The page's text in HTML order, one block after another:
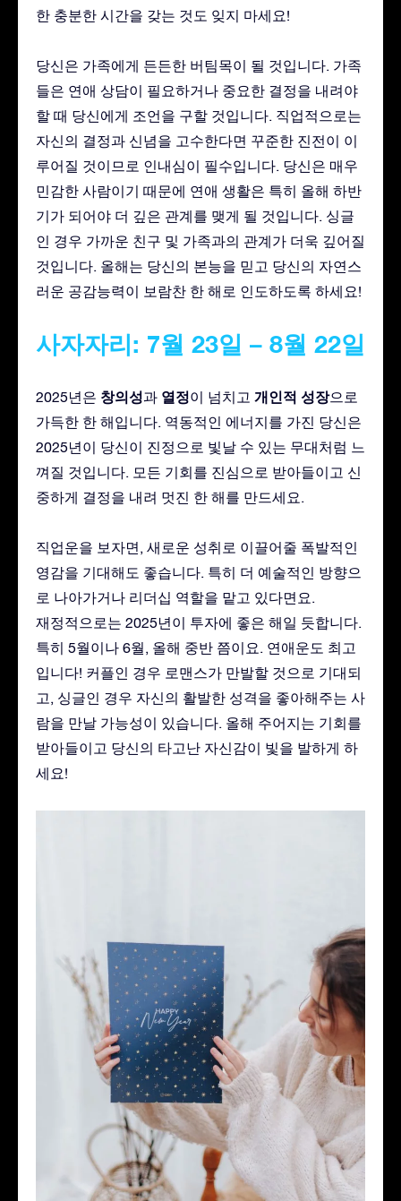
한 충분한 시간을 갖는 것도 잊지 마세요!
당신은 가족에게 든든한 버팀목이 될 것입니다. 가족
들은 연애 상담이 필요하거나 중요한 결정을 내려야
할 때 당신에게 조언을 구할 것입니다. 직업적으로는
자신의 결정과 신념을 고수한다면 꾸준한 진전이 이
루어질 것이므로 인내심이 필수입니다. 당신은 매우
민감한 사람이기 때문에 연애 생활은 특히 올해 하반
기가 되어야 더 깊은 관계를 맺게 될 것입니다. 싱글
인 경우 가까운 친구 및 가족과의 관계가 더욱 깊어질
것입니다. 올해는 당신의 본능을 믿고 당신의 자연스
러운 공감능력이 보람찬 한 해로 인도하도록 하세요!
사자자리: 7월 23일 – 8월 22일
2025년은 창의성과 열정이 넘치고 개인적 성장으로
가득한 한 해입니다. 역동적인 에너지를 가진 당신은
2025년이 당신이 진정으로 빛날 수 있는 무대처럼 느
껴질 것입니다. 모든 기회를 진심으로 받아들이고 신
중하게 결정을 내려 멋진 한 해를 만드세요.
직업운을 보자면, 새로운 성취로 이끌어줄 폭발적인
영감을 기대해도 좋습니다. 특히 더 예술적인 방향으
로 나아가거나 리더십 역할을 맡고 있다면요.
재정적으로는 2025년이 투자에 좋은 해일 듯합니다.
특히 5월이나 6월, 올해 중반 쯤이요. 연애운도 최고
입니다! 커플인 경우 로맨스가 만발할 것으로 기대되
고, 싱글인 경우 자신의 활발한 성격을 좋아해주는 사
람을 만날 가능성이 있습니다. 올해 주어지는 기회를
받아들이고 당신의 타고난 자신감이 빛을 발하게 하
세요!